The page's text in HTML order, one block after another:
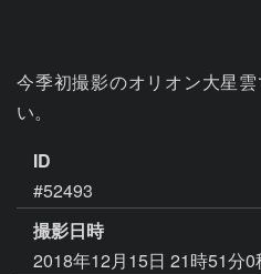
今季初撮影のオリオン大星
い。
ID
#52493
撮影日時
2018年12月15日 21時51分0